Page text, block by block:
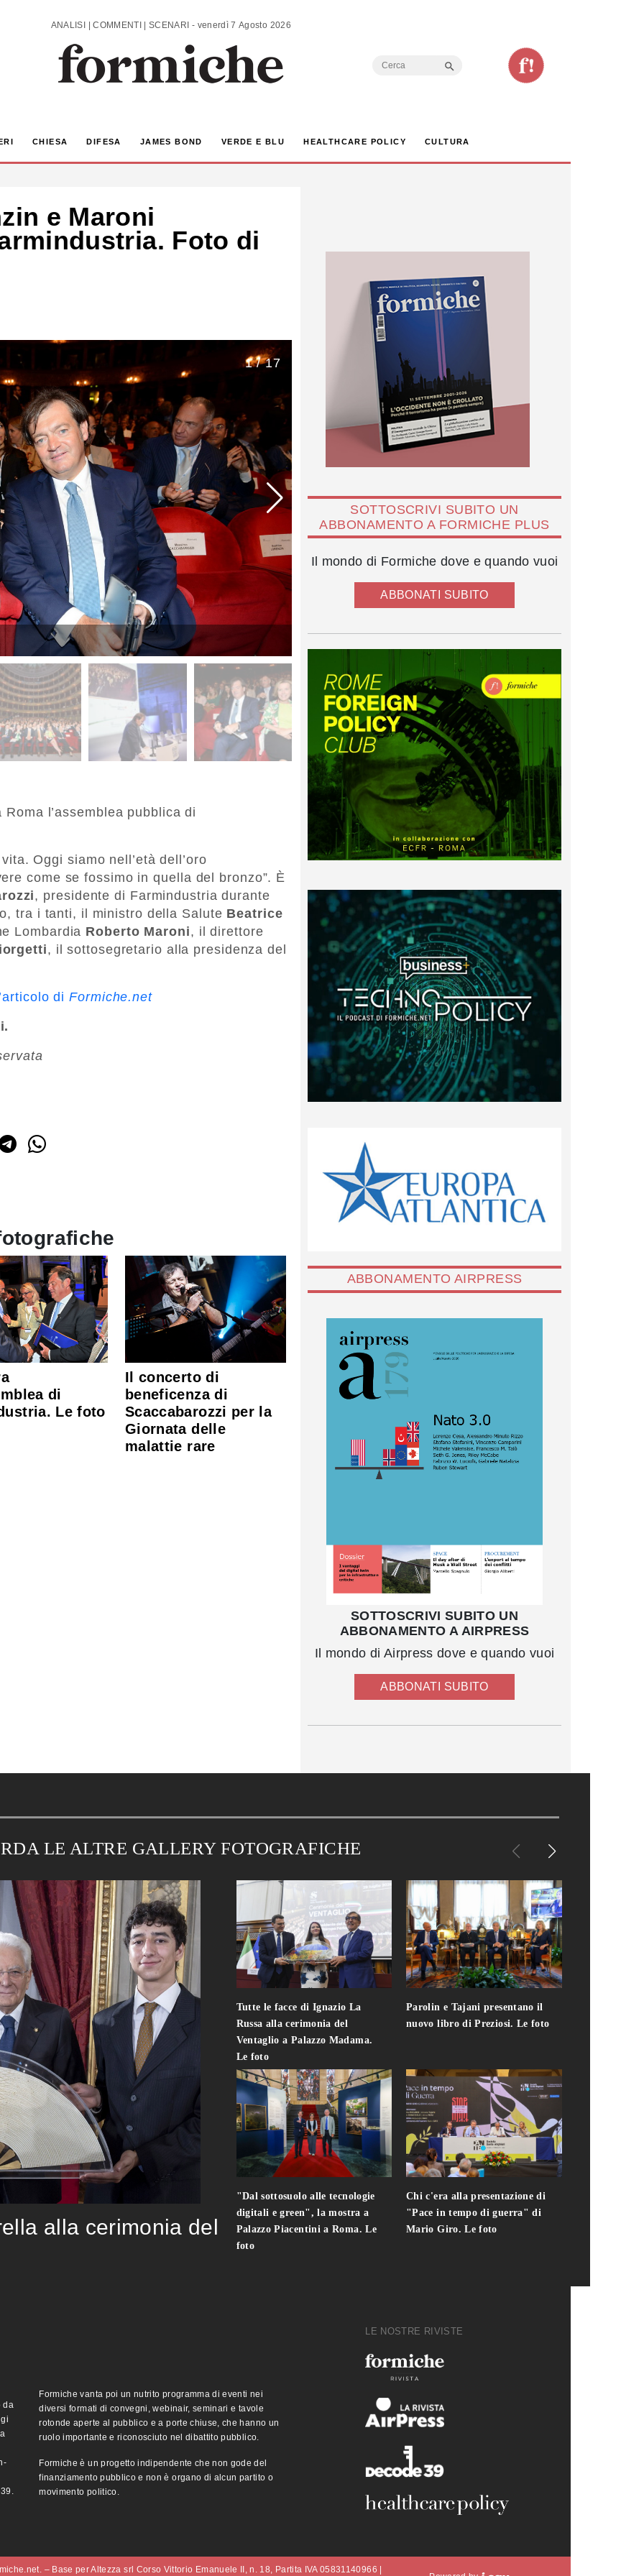
ANALISI | COMMENTI | SCENARI - venerdì 7 Agosto 2026
Search
CHIESA DIFESA JAMES BOND VERDE E BLU HEALTHCARE POLICY CULTURA
e Maroni
Foto di
1 / 17
l’assemblea pubblica di
Oggi siamo nell’età dell’oro
come se fossimo in quella del bronzo”. È
, presidente di Farmindustria durante
tra i tanti, il ministro della Salute Beatrice
Lombardia Roberto Maroni, il direttore
, il sottosegretario alla presidenza del
diFormiche.net
di
Le foto
Il concerto di
beneficenza di
Scaccabarozzi per la
Giornata delle
malattie rare
SOTTOSCRIVI SUBITO UN
ABBONAMENTO A FORMICHE PLUS
Il mondo di Formiche dove e quando vuoi
ABBONATI SUBITO
ABBONAMENTO AIRPRESS
SOTTOSCRIVI SUBITO UN
ABBONAMENTO A AIRPRESS
Il mondo di Airpress dove e quando vuoi
ABBONATI SUBITO
LE ALTRE GALLERY FOTOGRAFICHE
alla cerimonia del
Tutte le facce di Ignazio La
Russa alla cerimonia del
Ventaglio a Palazzo Madama.
Le foto
"Dal sottosuolo alle tecnologie
digitali e green", la mostra a
Palazzo Piacentini a Roma. Le
foto
Parolin e Tajani presentano il
nuovo libro di Preziosi. Le foto
Chi c'era alla presentazione di
"Pace in tempo di guerra" di
Mario Giro. Le foto
da
Formiche vanta poi un nutrito programma di eventi nei
diversi formati di convegni, webinair, seminari e tavole
rotonde aperte al pubblico e a porte chiuse, che hanno un
ruolo importante e riconosciuto nel dibattito pubblico.
Formiche è un progetto indipendente che non gode del
finanziamento pubblico e non è organo di alcun partito o
movimento politico.
LE NOSTRE RIVISTE
– Base per Altezza srl Corso Vittorio Emanuele II, n. 18, Partita IVA 05831140966 |